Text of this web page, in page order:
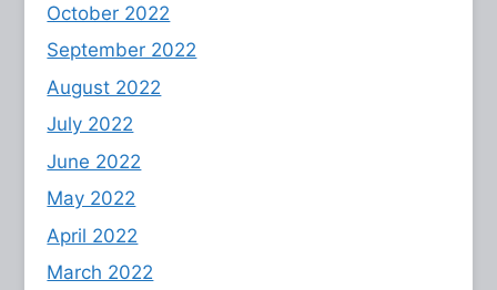
October 2022
September 2022
August 2022
July 2022
June 2022
May 2022
April 2022
March 2022